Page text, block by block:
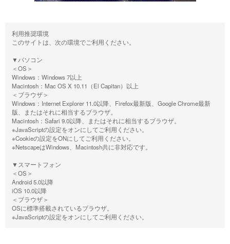
利用推奨環境
このサイトは、次の環境でご利用ください。
▼パソコン
＜OS＞
Windows：Windows 7以上
Macintosh：Mac OS X 10.11（El Capitan）以上
＜ブラウザ＞
Windows：Internet Explorer 11.0以降、Firefox最新版、Google Chrome最新
版、またはそれに相当するブラウザ。
Macintosh：Safari 9.0以降、またはそれに相当するブラウザ。
※JavaScriptの設定をオンにしてご利用ください。
※Cookieの設定をONにしてご利用ください。
※NetscapeはWindows、Macintosh共に非対応です。
▼スマートフォン
＜OS＞
Android 5.0以降
iOS 10.0以降
＜ブラウザ＞
OSに標準搭載されているブラウザ。
※JavaScriptの設定をオンにしてご利用ください。